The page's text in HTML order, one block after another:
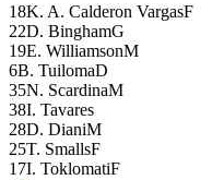
18K. A. Calderon VargasF
22D. BinghamG
19E. WilliamsonM
6B. TuilomaD
35N. ScardinaM
38I. Tavares
28D. DianiM
25T. SmallsF
17I. ToklomatiF